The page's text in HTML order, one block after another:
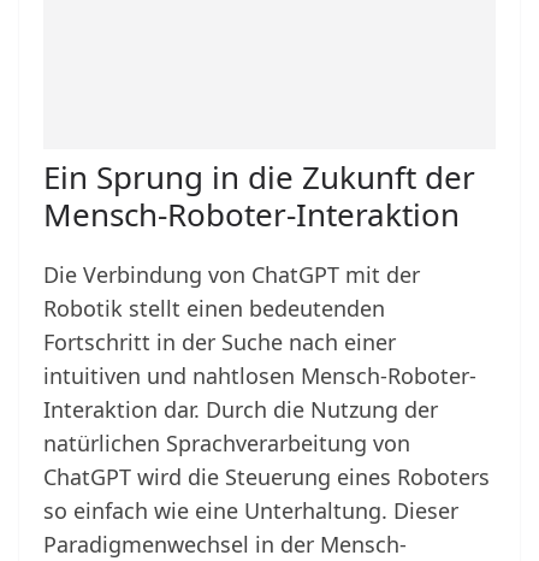
Ein Sprung in die Zukunft der
Mensch-Roboter-Interaktion
Die Verbindung von ChatGPT mit der
Robotik stellt einen bedeutenden
Fortschritt in der Suche nach einer
intuitiven und nahtlosen Mensch-Roboter-
Interaktion dar. Durch die Nutzung der
natürlichen Sprachverarbeitung von
ChatGPT wird die Steuerung eines Roboters
so einfach wie eine Unterhaltung. Dieser
Paradigmenwechsel in der Mensch-